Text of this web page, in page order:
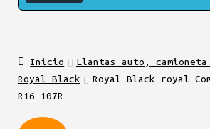
Inicio
Llantas auto, camioneta
Royal Black
Royal Black royal
R16 107R